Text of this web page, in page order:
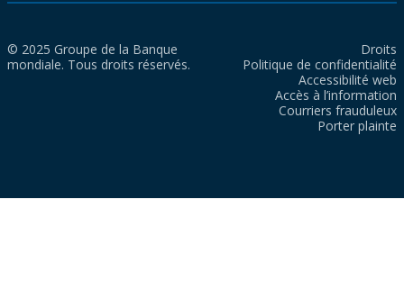
© 2025 Groupe de la Banque
mondiale. Tous droits réservés.
Droits
Politique de confidentialité
Accessibilité web
Accès à l’information
Courriers frauduleux
Porter plainte